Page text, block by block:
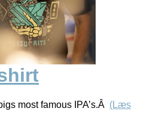
most famous IPA’s.Â (Læs